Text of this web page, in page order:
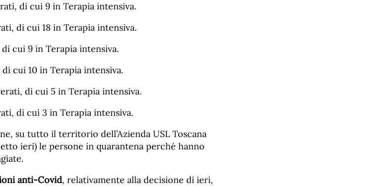
di cui 9 in Terapia intensiva.
di cui 18 in Terapia intensiva.
di cui 9 in Terapia intensiva.
cui 10 in Terapia intensiva.
di cui 5 in Terapia intensiva.
di cui 3 in Terapia intensiva.
su tutto il territorio dell’Azienda USL Toscana
ieri) le persone in quarantena perché hanno
anti-Covid, relativamente alla decisione di ieri,